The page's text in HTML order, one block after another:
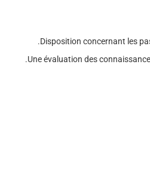
Disposition concernant les
Une évaluation des